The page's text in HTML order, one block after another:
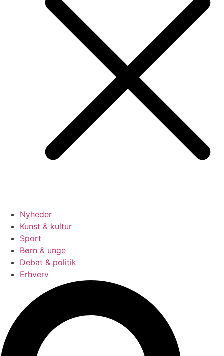
Nyheder
Kunst & kultur
Sport
Børn & unge
Debat & politik
Erhverv